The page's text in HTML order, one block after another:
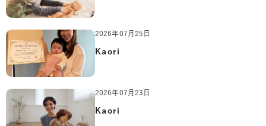
2026年07月25日
Kaori
2026年07月23日
Kaori